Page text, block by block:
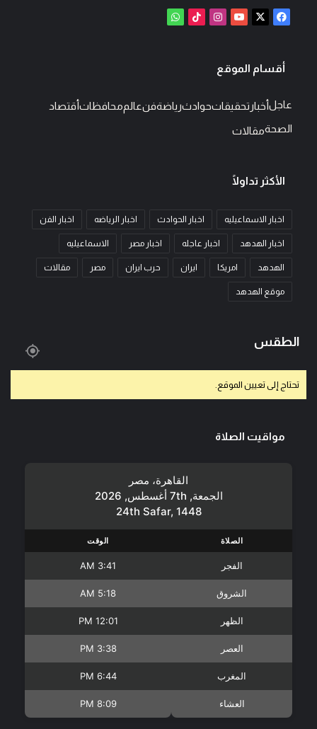
فيسبوك ‫YouTubeانستقرام‫TikTok
أقسام الموقع
عاجلأخبار تحقيقاتحوادثرياضةفنعالممحافظاتأقتصاد
الصحةمقالات
الأكثر تداولًا
اخبار الاسماعيليه اخبار الحوادث اخبار الرياضه اخبار الفن
اخبار الهدهد اخبار عاجله اخبار مصر الاسماعيليه
الهدهد امريكا ايران حرب ايران مصر مقالات
موقع الهدهد
الطقس
تحتاج إلى تعيين الموقع.
مواقيت الصلاة
القاهرة، مصر
الجمعة, 7th أغسطس, 2026
24th Safar, 1448
الصلاة الوقت
الفجر 3:41 AM
الشروق 5:18 AM
الظهر 12:01 PM
العصر 3:38 PM
المغرب 6:44 PM
العشاء 8:09 PM